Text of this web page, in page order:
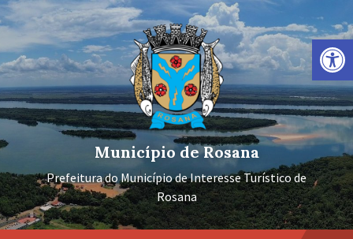
Barra de Ferramentas Aberta
Ir
para
conteúdo
Pular
para
navegação
principal
Pular
para
rodapé
Município de Rosana
Prefeitura do Município de Interesse Turístico de
Rosana